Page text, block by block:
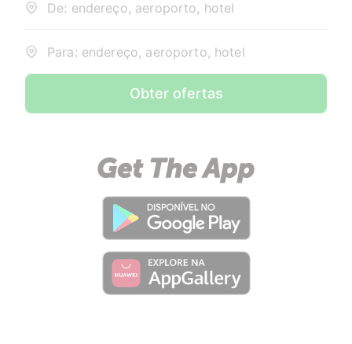
De: endereço, aeroporto, hotel
Para: endereço, aeroporto, hotel
Obter ofertas